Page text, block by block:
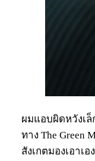
ผมแอบผิดหวังเ
ทาง The Green
สังเกตมองเอาเ